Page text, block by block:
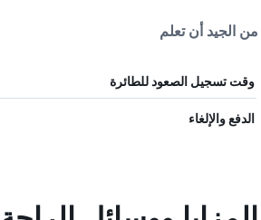
من الجيد أن تعلم
وقت تسجيل الصعود للطائرة
الدفع والإلغاء